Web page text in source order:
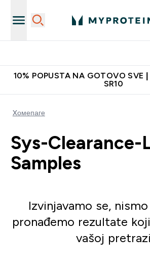
10% POPUSTA NA GOTOVO SVE
SR10
Xомепаге
Sys-Clearance-
Samples
Izvinjavamo se,
pronađemo rezultate
vašoj pretrazi